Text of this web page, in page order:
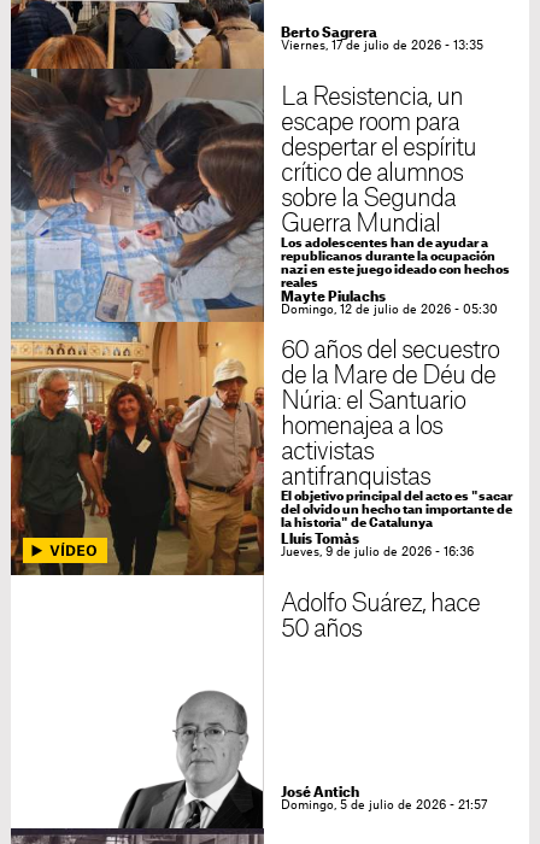
Berto Sagrera
Viernes, 17 de julio de 2026 - 13:35
La Resistencia, un
escape room para
despertar el espíritu
crítico de alumnos
sobre la Segunda
Guerra Mundial
Los adolescentes han de ayudar a
republicanos durante la ocupación
nazi en este juego ideado con hechos
reales
Mayte Piulachs
Domingo, 12 de julio de 2026 - 05:30
60 años del secuestro
de la Mare de Déu de
Núria: el Santuario
homenajea a los
activistas
antifranquistas
El objetivo principal del acto es "sacar
del olvido un hecho tan importante de
la historia" de Catalunya
Lluís Tomàs
Jueves, 9 de julio de 2026 - 16:36
Adolfo Suárez, hace
50 años
José Antich
Domingo, 5 de julio de 2026 - 21:57